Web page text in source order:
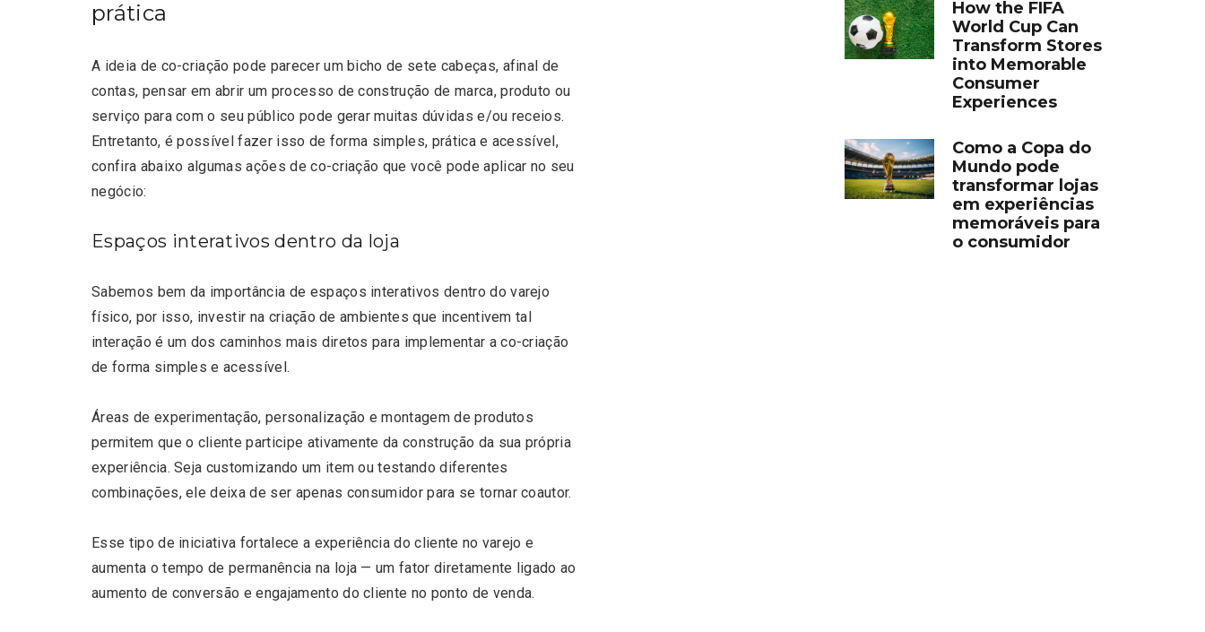
prática
A ideia de co-criação pode parecer um bicho de sete cabeças, afinal de
contas, pensar em abrir um processo de construção de marca, produto ou
serviço para com o seu público pode gerar muitas dúvidas e/ou receios.
Entretanto, é possível fazer isso de forma simples, prática e acessível,
confira abaixo algumas ações de co-criação que você pode aplicar no seu
negócio:
Espaços interativos dentro da loja
Sabemos bem da importância de espaços interativos dentro do varejo
físico, por isso, investir na criação de ambientes que incentivem tal
interação é um dos caminhos mais diretos para implementar a co-criação
de forma simples e acessível.
Áreas de experimentação, personalização e montagem de produtos
permitem que o cliente participe ativamente da construção da sua própria
experiência. Seja customizando um item ou testando diferentes
combinações, ele deixa de ser apenas consumidor para se tornar coautor.
Esse tipo de iniciativa fortalece a experiência do cliente no varejo e
aumenta o tempo de permanência na loja — um fator diretamente ligado ao
aumento de conversão e engajamento do cliente no ponto de venda.
How the FIFA
World Cup Can
Transform Stores
into Memorable
Consumer
Experiences
Como a Copa do
Mundo pode
transformar lojas
em experiências
memoráveis para
o consumidor